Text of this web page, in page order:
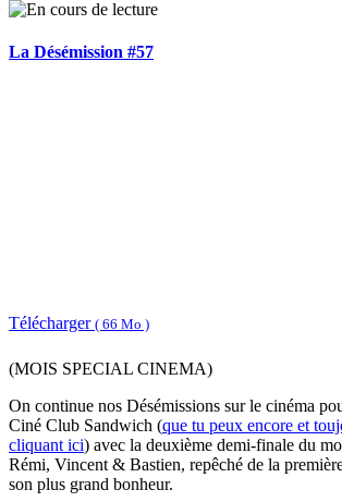
La Désémission #57
Télécharger ( 66 Mo )
(MOIS SPECIAL CINEMA)
On continue nos Désémissions sur le cinéma
Ciné Club Sandwich (que tu peux encore et
cliquant ici) avec la deuxième demi-finale du
Rémi, Vincent & Bastien, repêché de la
son plus grand bonheur.